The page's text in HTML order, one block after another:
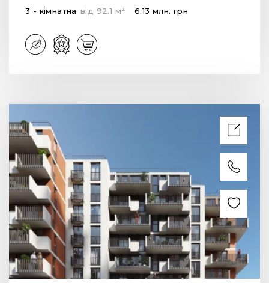
3 - кімнатна від 92.1 м 2 6.13 млн. грн